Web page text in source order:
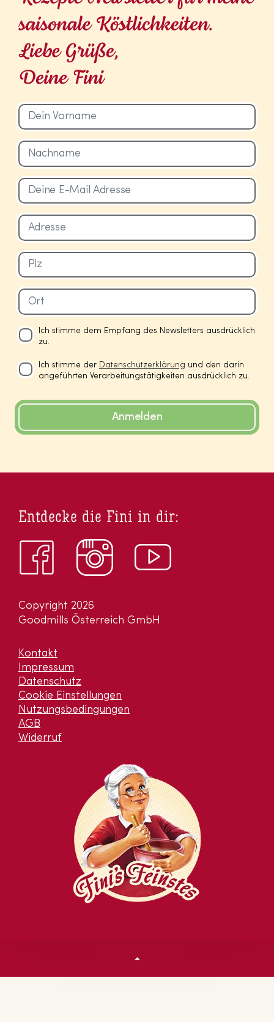
Ich stimme dem Empfang des Newsletters ausdrücklich
zu.
Ich stimme der Datenschutzerklärung und den darin
angeführten Verarbeitungstätigkeiten ausdrücklich zu.
Anmelden
Copyright 2026
Goodmills Österreich GmbH
Kontakt
Impressum
Datenschutz
Cookie Einstellungen
Nutzungsbedingungen
AGB
Widerruf
Entdecke die Fini in dir: